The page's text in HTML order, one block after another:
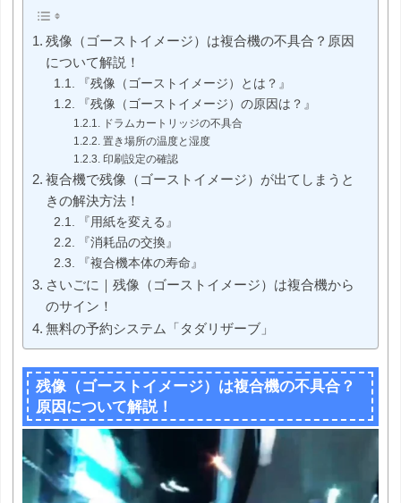
残像（ゴーストイメージ）は複合機の不具合？原因
について解説！
『残像（ゴーストイメージ）とは？』
『残像（ゴーストイメージ）の原因は？』
ドラムカートリッジの不具合
置き場所の温度と湿度
印刷設定の確認
複合機で残像（ゴーストイメージ）が出てしまうと
きの解決方法！
『用紙を変える』
『消耗品の交換』
『複合機本体の寿命』
さいごに｜残像（ゴーストイメージ）は複合機から
のサイン！
無料の予約システム「タダリザーブ」
残像（ゴーストイメージ）は複合機の不具合？
原因について解説！